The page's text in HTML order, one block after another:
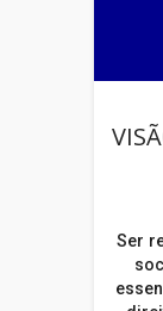
Ser